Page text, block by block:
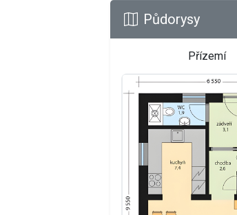
Půdorysy
Přízemí